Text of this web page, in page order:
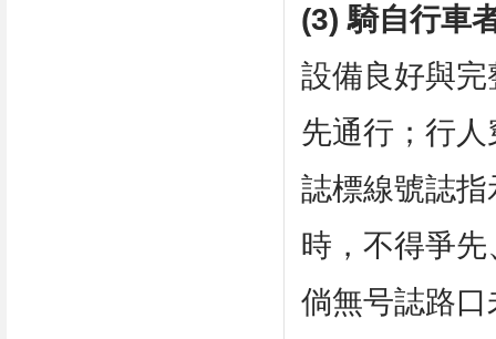
(3) 騎自行車
設備良好與
先通行；行
誌標線號誌
時，不得爭
倘無号誌路